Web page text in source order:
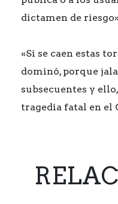
dictamen de
«Si se caen estas
dominó, porque
subsecuentes y
tragedia fatal en el